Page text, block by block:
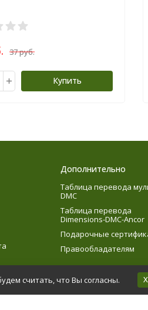
37 руб.
Купить
Дополнительно
Таблица перевода
DMC
Таблица перевода
Dimensions-DMC-Ancor
Подарочные
Правообладателям
считать, что Вы согласны.